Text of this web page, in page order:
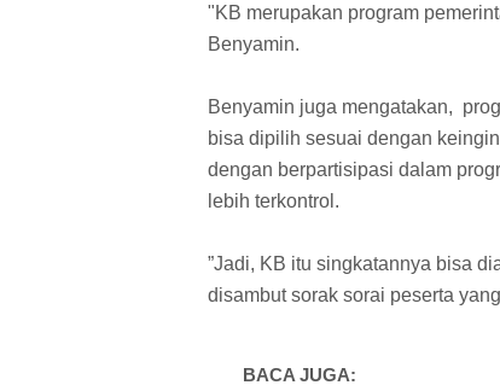
"KB merupakan program
Benyamin.
Benyamin juga mengatakan,
bisa dipilih sesuai dengan
dengan berpartisipasi dalam
lebih terkontrol.
”Jadi, KB itu singkatannya bisa
disambut sorak sorai peserta
BACA JUGA: